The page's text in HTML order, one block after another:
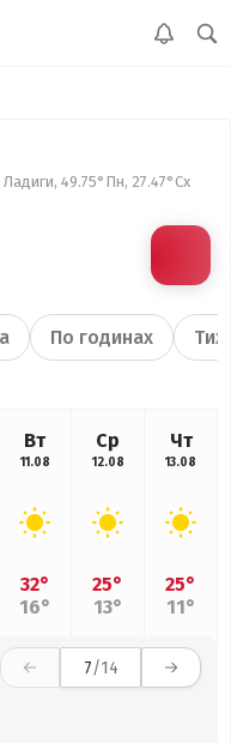
49.75°Пн, 27.47°Сх
По годинах
Вт
11.08
32°
16°
Ср
12.08
25°
13°
Чт
13.08
25°
11°
7/14